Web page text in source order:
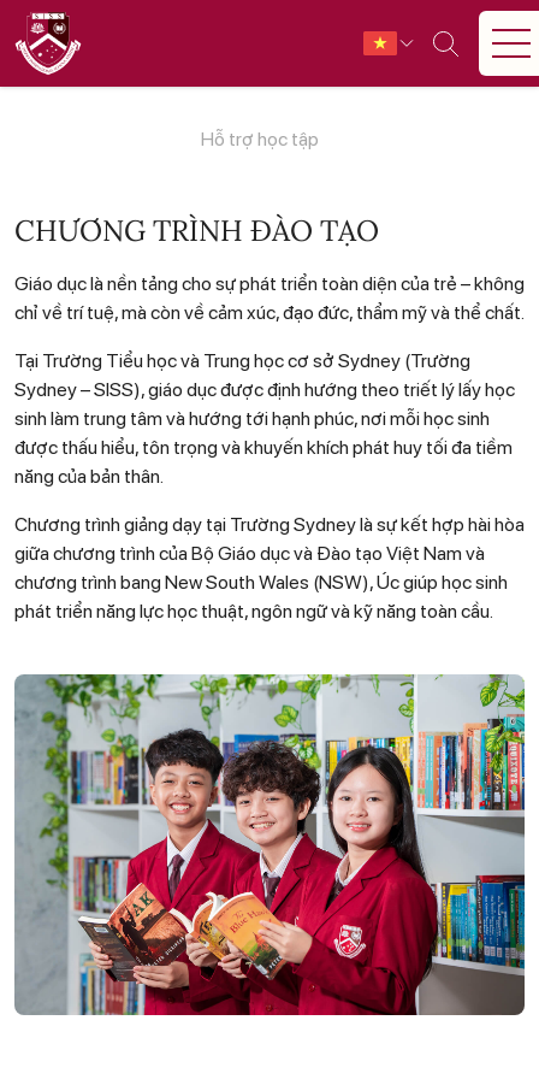
Hỗ trợ học tập
CHƯƠNG TRÌNH ĐÀO TẠO
Giáo dục là nền tảng cho sự phát triển toàn diện của trẻ – không
chỉ về trí tuệ, mà còn về cảm xúc, đạo đức, thẩm mỹ và thể chất.
Tại Trường Tiểu học và Trung học cơ sở Sydney (Trường
Sydney – SISS), giáo dục được định hướng theo triết lý lấy học
sinh làm trung tâm và hướng tới hạnh phúc, nơi mỗi học sinh
được thấu hiểu, tôn trọng và khuyến khích phát huy tối đa tiềm
năng của bản thân.
Chương trình giảng dạy tại Trường Sydney là sự kết hợp hài hòa
giữa chương trình của Bộ Giáo dục và Đào tạo Việt Nam và
chương trình bang New South Wales (NSW), Úc giúp học sinh
phát triển năng lực học thuật, ngôn ngữ và kỹ năng toàn cầu.